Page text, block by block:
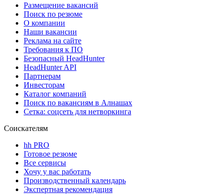
Размещение вакансий
Поиск по резюме
О компании
Наши вакансии
Реклама на сайте
Требования к ПО
Безопасный HeadHunter
HeadHunter API
Партнерам
Инвесторам
Каталог компаний
Поиск по вакансиям в Алнашах
Сетка: соцсеть для нетворкинга
Соискателям
hh PRO
Готовое резюме
Все сервисы
Хочу у вас работать
Производственный календарь
Экспертная рекомендация